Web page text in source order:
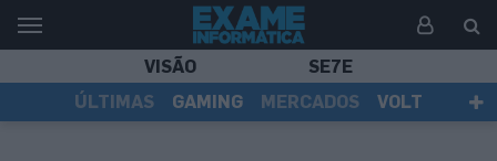
VISÃO
SE7E
ÚLTIMAS
GAMING MERCADOS
VOLT